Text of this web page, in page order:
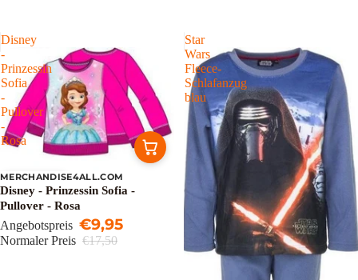
Disney
-
Prinzessin
Sofia
-
Pullover
-
Rosa
Ausverkauft
MERCHANDISE4ALL.COM
Disney - Prinzessin Sofia -
Pullover - Rosa
Angebotspreis €9,95
Normaler Preis €17,50
Star
Wars
Fleece-
Schlafanzug
blau